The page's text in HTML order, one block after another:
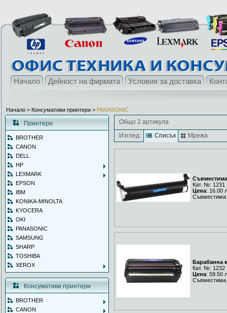
Начало Дейност на фирмата Условия за доставка
Начало > Консумативи принтери > PANASONIC
Принтери
BROTHER
CANON
DELL
HP
LEXMARK
EPSON
IBM
KONIKA-MINOLTA
KYOCERA
OKI
PANASONIC
SAMSUNG
SHARP
TOSHIBA
XEROX
Консумативи принтери
BROTHER
CANON
Общо 2 артикула
Изглед:
Списък Мрежа
Съвместима
Кат. №: 1231
Цена: 16.00
Съвместима
Барабанна
Кат. №: 1232
Цена: 59.50
Съвместима